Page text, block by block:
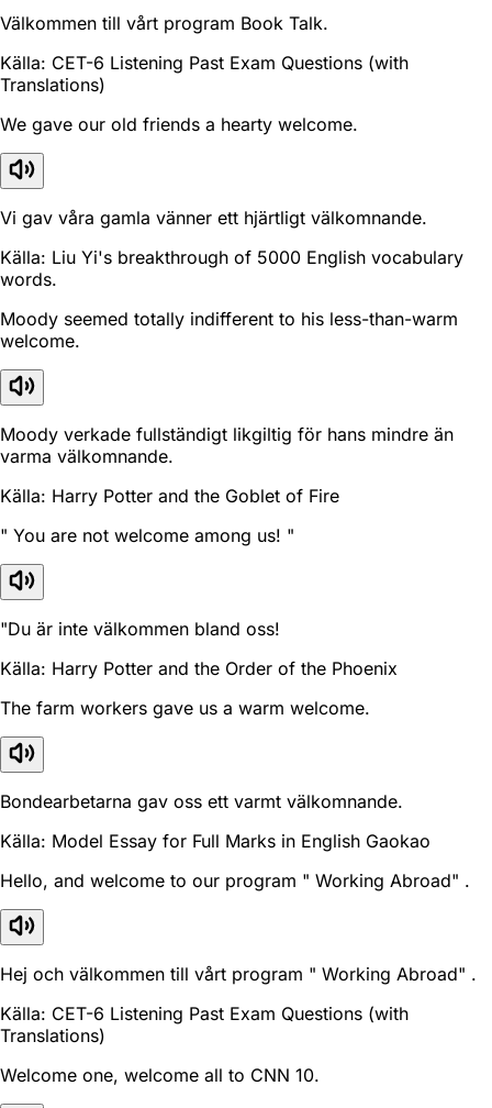
Välkommen till vårt program Book Talk.
Källa: CET-6 Listening Past Exam Questions (with
Translations)
We gave our old friends a hearty welcome.
Vi gav våra gamla vänner ett hjärtligt välkomnande.
Källa: Liu Yi's breakthrough of 5000 English vocabulary
words.
Moody seemed totally indifferent to his less-than-warm
welcome.
Moody verkade fullständigt likgiltig för hans mindre än
varma välkomnande.
Källa: Harry Potter and the Goblet of Fire
" You are not welcome among us! "
"Du är inte välkommen bland oss!
Källa: Harry Potter and the Order of the Phoenix
The farm workers gave us a warm welcome.
Bondearbetarna gav oss ett varmt välkomnande.
Källa: Model Essay for Full Marks in English Gaokao
Hello, and welcome to our program " Working Abroad" .
Hej och välkommen till vårt program " Working Abroad" .
Källa: CET-6 Listening Past Exam Questions (with
Translations)
Welcome one, welcome all to CNN 10.